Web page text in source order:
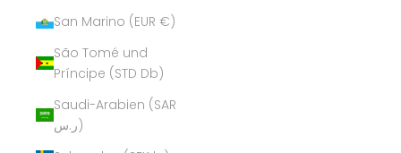
San Marino (EUR €)
São Tomé und
Príncipe (STD Db)
Saudi-Arabien (SAR
ر.س)